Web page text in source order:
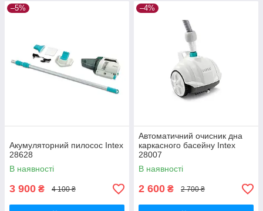
–5%
Акумуляторний пилосос Intex
28628
В наявності
3 900 ₴ 4 100 ₴
–4%
Автоматичний очисник дна
каркасного басейну Intex
28007
В наявності
2 600 ₴ 2 700 ₴